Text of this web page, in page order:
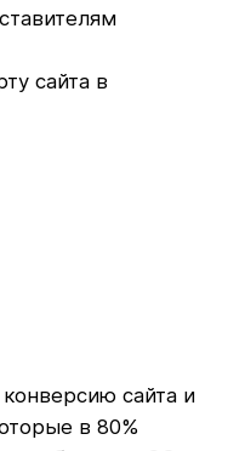
сайта в
сайта и
в 80%